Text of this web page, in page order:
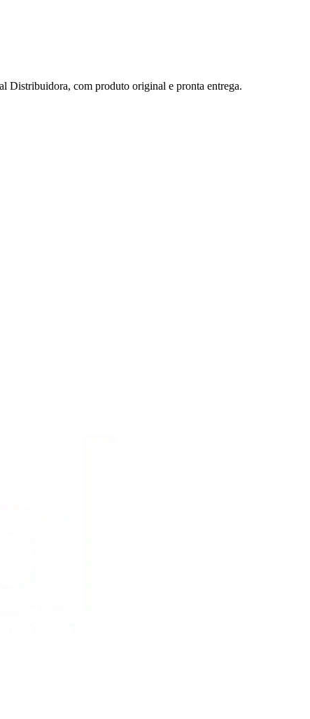
com produto original e pronta entrega.